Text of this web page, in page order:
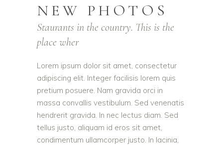
NEW PHOTOS
Staurants in the country. This is the
place wher
Lorem ipsum dolor sit amet, consectetur
adipiscing elit. Integer facilisis lorem quis
pretium posuere. Nam gravida orci in
massa convallis vestibulum. Sed venenatis
hendrerit gravida. In nec lectus diam. Sed
tellus justo, aliquam id eros sit amet,
condimentum ullamcorper justo. In lacinia,